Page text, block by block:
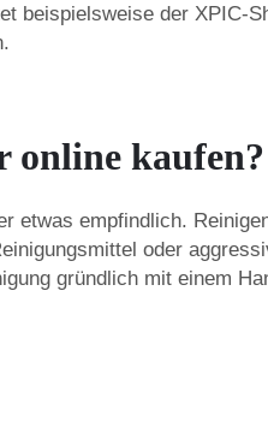
beispielsweise der XPIC-
online kaufen?
etwas empfindlich.
oder
gründlich mit einem